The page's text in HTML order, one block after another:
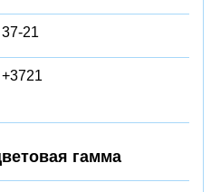
37-21
+3721
гамма